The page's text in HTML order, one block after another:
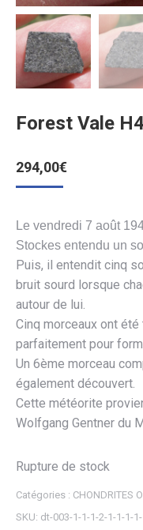
Forest Vale
294,00€
Le vendredi 7 août
Stockes entendu un
Puis, il entendit cinq
bruit sourd lorsque
autour de lui.
Cinq morceaux ont
parfaitement pour
Un 6ème morceau
également découvert.
Cette météorite
Wolfgang Gentner du
Rupture de stock
Catégories : CHONDRITES
SKU: dt-003-1-1-1-2-1-1-1-